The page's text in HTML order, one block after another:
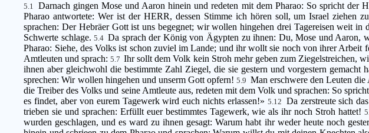
5.1 Darnach gingen Mose und Aaron hinein und redeten mit dem Pharao: So spricht
Pharao antwortete: Wer ist der HERR, dessen Stimme ich hören soll, um Israel
sprachen: Der Hebräer Gott ist uns begegnet; wir wollen hingehen drei Tagereisen weit
Schwerte schlage.5.4 Da sprach der König von Ägypten zu ihnen: Du, Mose und Aaron,
Pharao: Siehe, des Volks ist schon zuviel im Lande; und ihr wollt sie noch von ihrer Arbeit
Amtleuten und sprach:5.7 Ihr sollt dem Volk kein Stroh mehr geben zum Ziegelstreichen,
ihnen aber gleichwohl die bestimmte Zahl Ziegel, die sie gestern und vorgestern gemacht
sprechen: Wir wollen hingehen und unserm Gott opfern!5.9 Man erschwere den Leuten
die Treiber des Volks und seine Amtleute aus, redeten mit dem Volk und sprachen: So
es findet, aber von eurem Tagewerk wird euch nichts erlassen!» 5.12 Da zerstreute sich
trieben sie und sprachen: Erfüllt euer bestimmtes Tagewerk, wie als ihr noch Stroh hattet!
wurden geschlagen, und es ward zu ihnen gesagt: Warum habt ihr weder heute noch